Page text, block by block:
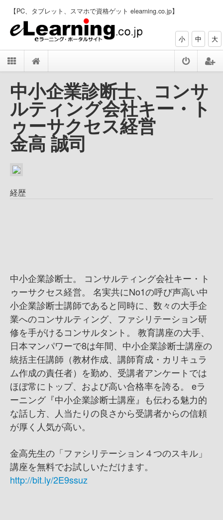
【PC、タブレット、スマホで資格ゲット elearning.co.jp】
小 中 大
中小企業診断士、コンサ
ルティング会社キー・ト
ゥーサクセス経営
金高 誠司
経歴
中小企業診断士。 コンサルティング会社キー・ト
ゥーサクセス経営。 名実共にNo1の呼び声高い中
小企業診断士講師であると同時に、数々の大手企
業へのコンサルティング、ファシリテーション研
修を手がけるコンサルタント。 教育講座の大手、
日本マンパワーで8は年間、中小企業診断士講座の
統括主任講師（教材作成、講師育成・カリキュラ
ム作成の責任者）を勤め、受講者アンケートでは
ほぼ常にトップ、および高い合格率を誇る。 eラ
ーニング『中小企業診断士講座』も伝わる魅力的
な話し方、人当たりの良さから受講者からの信頼
が厚く人気が高い。
金高先生の「ファシリテーション４つのスキル」
講座を無料でお試しいただけます。
http://bit.ly/2E9ssuz